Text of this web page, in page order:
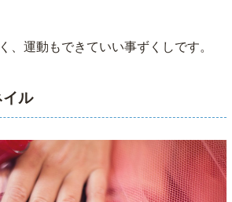
、運動もできていい事ずくしです。
ル